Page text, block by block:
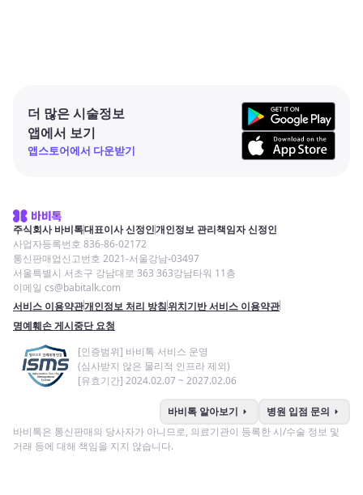
더 많은 시술정보
앱에서 보기
앱스토어에서 다운받기
주식회사 바비톡대표이사 신정인개인정보 관리책임자 신정인
사업자등록번호 836-86-02172
통신판매업신고번호 2021-서울강남-03497
서울특별시 서초구 강남대로 363 363강남타워 11층
이메일 cs@babitalk.com
서비스 이용약관개인정보 처리 방침위치기반 서비스 이용약관
명예훼손 게시중단 요청
[인증범위] 바비톡 서비스 운영
(심사받지 않은 물리적 인프라 제외)
[유효기간] 2024.02.07 ~ 2027.02.06
바비톡 알아보기 arrow_right 병원 입점 문의 arrow_right
바비톡은 통신판매의 당사자가 아니므로, 의료기관이 등록한 시/수술 정보 및
거래 등에 대해 책임을 지지 않습니다.